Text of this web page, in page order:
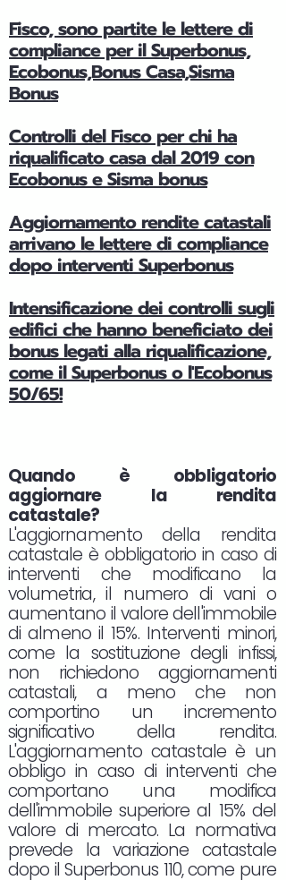
Fisco, sono partite le lettere di
compliance per il Superbonus,
Ecobonus,Bonus Casa,Sisma
Bonus
Controlli del Fisco per chi ha
riqualificato casa dal 2019 con
Ecobonus e Sisma bonus
Aggiornamento rendite catastali
arrivano le lettere di compliance
dopo interventi Superbonus
Intensificazione dei controlli sugli
edifici che hanno beneficiato dei
bonus legati alla riqualificazione,
come il Superbonus o l'Ecobonus
50/65!
Quando è obbligatorio
aggiornare la rendita
catastale?
L'aggiornamento della rendita
catastale è obbligatorio in caso di
interventi che modificano la
volumetria, il numero di vani o
aumentano il valore dell'immobile
di almeno il 15%. Interventi minori,
come la sostituzione degli infissi,
non richiedono aggiornamenti
catastali, a meno che non
comportino un incremento
significativo della rendita.
L'aggiornamento catastale è un
obbligo in caso di interventi che
comportano una modifica
dell'immobile superiore al 15% del
valore di mercato. La normativa
prevede la variazione catastale
dopo il Superbonus 110, come pure